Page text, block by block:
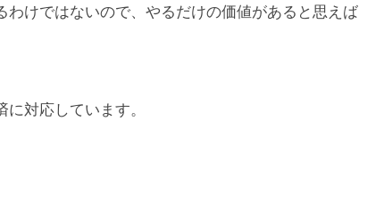
わけではないので、やるだけの価値があると思えば
対応しています。